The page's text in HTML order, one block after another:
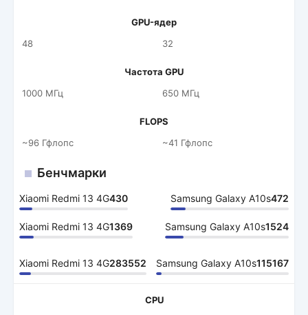
GPU-ядер
48
32
Частота GPU
1000 МГц
650 МГц
FLOPS
~96 Гфлопс
~41 Гфлопс
Бенчмарки
Xiaomi Redmi 13 4G430 Samsung Galaxy A10s472
Xiaomi Redmi 13 4G1369 Samsung Galaxy A10s1524
Xiaomi Redmi 13 4G283552 Samsung Galaxy A10s115167
CPU